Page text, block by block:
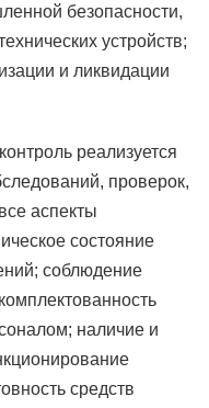
безопасности,
устройств;
и ликвидации
реализуется
проверок,
аспекты
состояние
соблюдение
наличие и
средств